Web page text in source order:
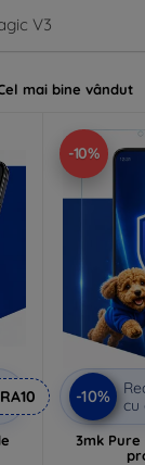
V3
mai bine vândut
-10%
-10%
cu
3mk